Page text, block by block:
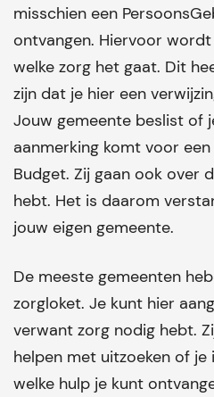
misschien een
ontvangen. Hiervoor
welke zorg het gaat. Dit
zijn dat je hier een
Jouw gemeente beslist of
aanmerking komt voor
Budget. Zij gaan ook over
hebt. Het is daarom
jouw eigen gemeente.
De meeste gemeenten
zorgloket. Je kunt hier
verwant zorg nodig hebt.
helpen met uitzoeken of
welke hulp je kunt